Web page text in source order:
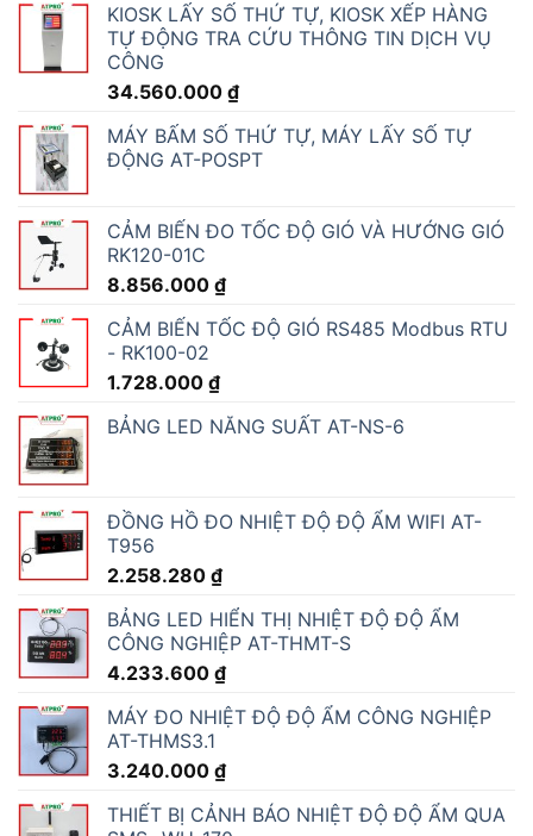
KIOSK LẤY SỐ THỨ TỰ, KIOSK XẾP HÀNG
TỰ ĐỘNG TRA CỨU THÔNG TIN DỊCH VỤ
CÔNG
34.560.000 ₫
MÁY BẤM SỐ THỨ TỰ, MÁY LẤY SỐ TỰ
ĐỘNG AT-POSPT
CẢM BIẾN ĐO TỐC ĐỘ GIÓ VÀ HƯỚNG GIÓ
RK120-01C
8.856.000 ₫
CẢM BIẾN TỐC ĐỘ GIÓ RS485 Modbus RTU
- RK100-02
1.728.000 ₫
BẢNG LED NĂNG SUẤT AT-NS-6
ĐỒNG HỒ ĐO NHIỆT ĐỘ ĐỘ ẨM WIFI AT-
T956
2.258.280 ₫
BẢNG LED HIỂN THỊ NHIỆT ĐỘ ĐỘ ẨM
CÔNG NGHIỆP AT-THMT-S
4.233.600 ₫
MÁY ĐO NHIỆT ĐỘ ĐỘ ẨM CÔNG NGHIỆP
AT-THMS3.1
3.240.000 ₫
THIẾT BỊ CẢNH BÁO NHIỆT ĐỘ ĐỘ ẨM QUA